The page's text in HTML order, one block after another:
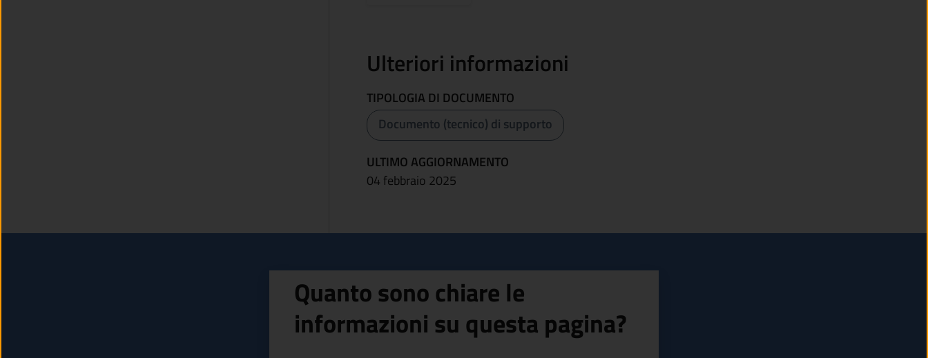
Ulteriori informazioni
TIPOLOGIA DI DOCUMENTO
Documento (tecnico) di supporto
ULTIMO AGGIORNAMENTO
04 febbraio 2025
Quanto sono chiare le
informazioni su questa pagina?